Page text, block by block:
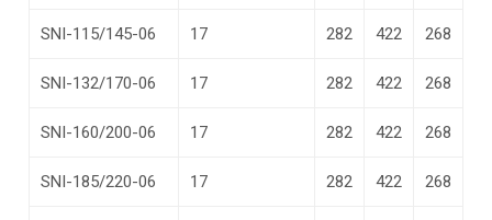
SNI-115/145-06 17 282 422 268
SNI-132/170-06 17 282 422 268
SNI-160/200-06 17 282 422 268
SNI-185/220-06 17 282 422 268